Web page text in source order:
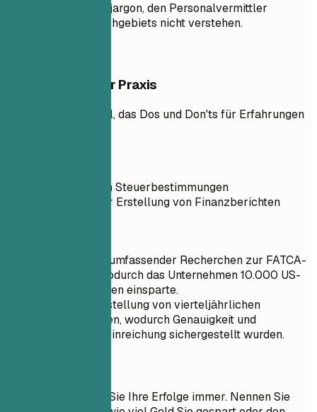
Vermeiden Sie Fachjargon, den Personalvermittler
außerhalb Ihres Fachgebiets nicht verstehen.
Beispiele aus der Praxis
Praktisches Beispiel, das Dos und Don'ts für Erfahrungen
Recherche von Steuerbestimmungen
Mithilfe bei der Erstellung von Finanzberichten
Durchführung umfassender Recherchen zur FATCA-
Konformität, wodurch das Unternehmen 10.000 US-
Dollar an Strafen einsparte.
Leitung der Erstellung von vierteljährlichen
Finanzberichten, wodurch Genauigkeit und
fristgerechte Einreichung sichergestellt wurden.
Quantifizieren Sie Ihre Erfolge immer. Nennen Sie